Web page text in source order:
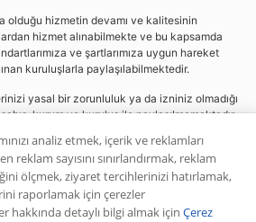
olduğu hizmetin devamı ve kalitesinin
hizmet alınabilmekte ve bu kapsamda
ve şartlarımıza uygun hareket
kuruluşlarla paylaşılabilmektedir.
yasal bir zorunluluk ya da izniniz olmadığı
kurum ve kuruluş ile paylaşılmamaktadır.
yorum ve tavsiyeler yatırım danışmanlığı
genel nitelikte olup, özel olarak sizin mali
uygun olarak hazırlanmamıştır. Bu
analiz etmek, içerik ve reklamları
reklam sayısını sınırlandırmak, reklam
ölçmek, ziyaret tercihlerinizi hatırlamak,
raporlamak için çerezler
hakkında detaylı bilgi almak için Çerez